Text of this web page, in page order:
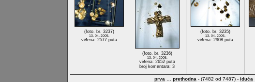
(foto. br. 3237)
13. 04. 2005.
viđena: 2577 puta
(foto. br. 3236)
13. 04. 2005.
viđena: 2652 puta
broj komentara: 3
(foto. br. 3235)
13. 04. 2005.
viđena: 2908 puta
prva prethodna - (7482 od 7487) - iduća